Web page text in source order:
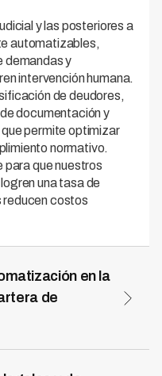
y las posteriores a
automatizables,
demandas y
intervención humana.
de deudores,
documentación y
permite optimizar
normativo.
para que nuestros
una tasa de
reducen costos
en la
de